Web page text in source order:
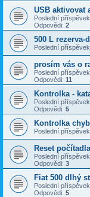
USB aktivovat
Poslední
Odpovědi: 2
500 L rezerva-
Poslední
prosím vás o
Poslední
Odpovědi: 11
Kontrolka -
Poslední
Odpovědi: 5
Kontrolka
Poslední
Reset
Poslední
Odpovědi: 3
Fiat 500 dlhý
Poslední
Odpovědi: 5